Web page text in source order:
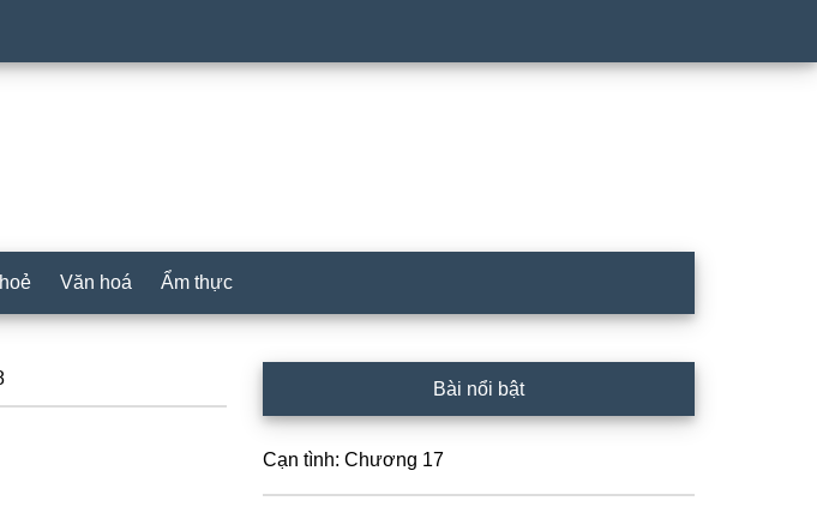
Văn hoá Ẩm thực
Sidebar
Bài nổi bật
Cạn tình: Chương 17